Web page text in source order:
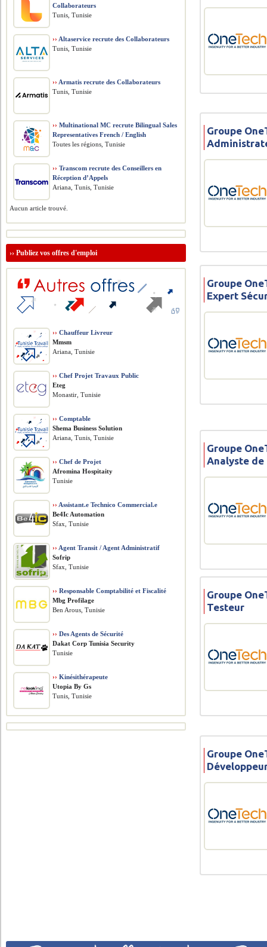
Groupe
Groupe
Expert
Groupe
Analyste de
Groupe
Testeur
Groupe
Collaborateurs
Tunis, Tunisie
›› Altaservice recrute des Collaborateurs
Tunis, Tunisie
›› Armatis recrute des Collaborateurs
Tunis, Tunisie
›› Multinational MC recrute Bilingual Sales
Representatives French / English
Toutes les régions, Tunisie
›› Transcom recrute des Conseillers en
Réception d’Appels
Ariana, Tunis, Tunisie
Aucun article trouvé.
››Publiez vos offres d'emploi
›› Chauffeur Livreur
Mmsm
Ariana, Tunisie
›› Chef Projet Travaux Public
Eteg
Monastir, Tunisie
›› Comptable
Shema Business Solution
Ariana, Tunis, Tunisie
›› Chef de Projet
Afromina Hospitaity
Tunisie
›› Assistant.e Technico Commercial.e
Be4Ic Automation
Sfax, Tunisie
›› Agent Transit / Agent Administratif
Sofrip
Sfax, Tunisie
›› Responsable Comptabilité et Fiscalité
Mbg Profilage
Ben Arous, Tunisie
›› Des Agents de Sécurité
Dakat Corp Tunisia Security
Tunisie
›› Kinésithérapeute
Utopia By Gs
Tunis, Tunisie